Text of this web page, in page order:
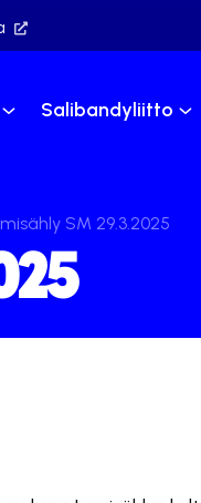
Salibandyliitto
SM 29.3.2025